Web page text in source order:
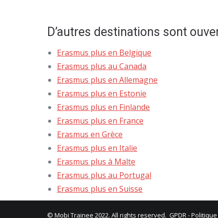
D’autres destinations sont
Erasmus plus en Belgique
Erasmus plus au Canada
Erasmus plus en Allemagne
Erasmus plus en Estonie
Erasmus plus en Finlande
Erasmus plus en France
Erasmus en Grèce
Erasmus plus en Italie
Erasmus plus à Malte
Erasmus plus au Portugal
Erasmus plus en Suisse
© Mobi Trainee 2022. All rights reserved. GPDR -